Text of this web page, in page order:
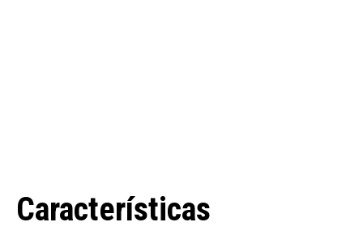
Características